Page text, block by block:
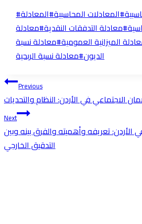
Post
Tags:
# #المعادلات المحاسبية#المعادلة
#معادلة التدفقات النقدية#معادلة
الميزانية العمومية#معادلة نسبة
الديون#معادلة نسبة الربحية
Post
navigation
Previous
الاجتماعي في الأردن: النظام والتحديات
Next
الأردن: تعريفه وأهميته والفرق بينه وبين
التدقيق الخارجي